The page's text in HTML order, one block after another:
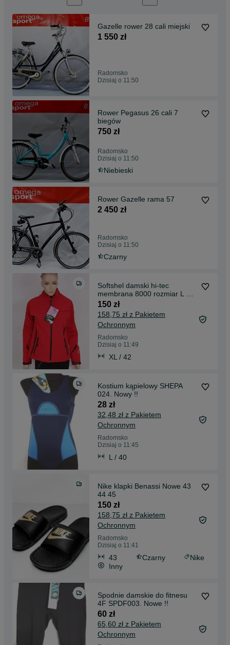
Gazelle rower 28 cali miejski
1 550 zł
Radomsko
Dzisiaj o 11:50
Rower Pegasus 26 cali 7
biegów
750 zł
Radomsko
Dzisiaj o 11:50
Niebieski
Rower Gazelle rama 57
2 450 zł
Radomsko
Dzisiaj o 11:50
Czarny
Softshel damski hi-tec
membrana 8000 rozmiar L XL
nowy!!
150 zł
158,75 zł z Pakietem
Ochronnym
Radomsko
Dzisiaj o 11:49
XL / 42
Kostium kąpielowy SHEPA
024. Nowy !!
28 zł
32,48 zł z Pakietem
Ochronnym
Radomsko
Dzisiaj o 11:45
L / 40
Nike klapki Benassi Nowe 43
44 45
150 zł
158,75 zł z Pakietem
Ochronnym
Radomsko
Dzisiaj o 11:41
43 Czarny
Nike
Inny
Spodnie damskie do fitnesu
4F SPDF003. Nowe !!
60 zł
65,60 zł z Pakietem
Ochronnym